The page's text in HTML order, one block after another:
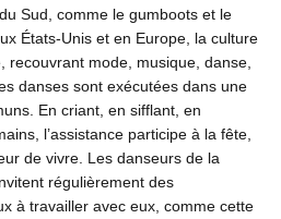
Sud, comme le gumboots et le
États-Unis et en Europe, la culture
recouvrant mode, musique, danse,
danses sont exécutées dans une
En criant, en sifflant, en
l’assistance participe à la fête,
de vivre. Les danseurs de la
régulièrement des
à travailler avec eux, comme cette